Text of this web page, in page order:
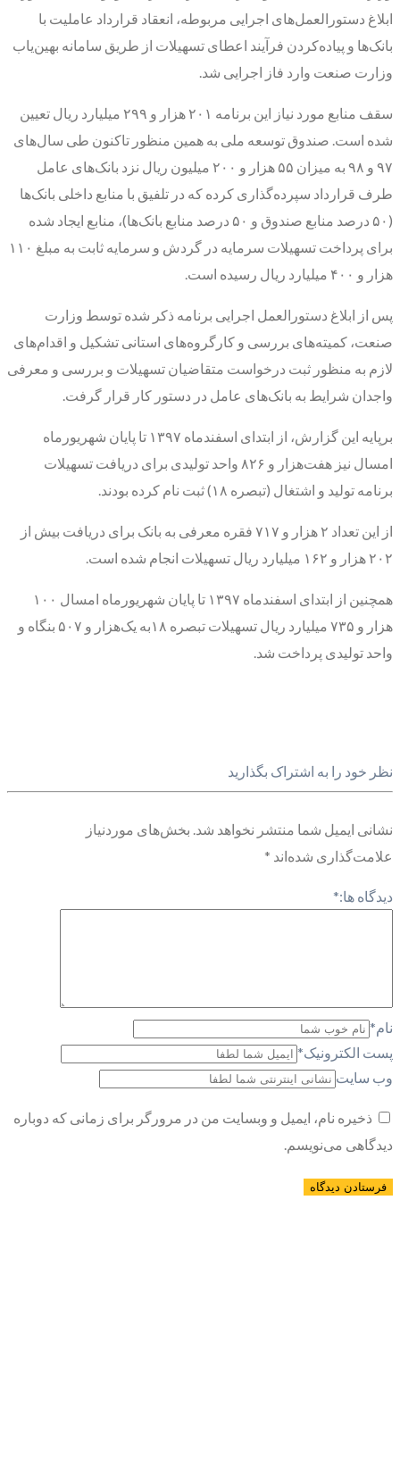
ابلاغ دستورالعمل‌های اجرایی مربوطه، انعقاد قرارداد عاملیت با
بانک‌ها و پیاده‌کردن فرآیند اعطای تسهیلات از طریق سامانه بهین‌یاب
وزارت صنعت وارد فاز اجرایی شد.
سقف منابع مورد نیاز این برنامه ۲۰۱ هزار و ۲۹۹ میلیارد ریال تعیین
شده است. صندوق توسعه ملی به همین منظور تاکنون طی سال‌های
۹۷ و ۹۸ به میزان ۵۵ هزار و ۲۰۰ میلیون ریال نزد بانک‌های عامل
طرف قرارداد سپرده‌گذاری کرده که در تلفیق با منابع داخلی بانک‌ها
(۵۰ درصد منابع صندوق و ۵۰ درصد منابع بانک‌ها)، منابع ایجاد شده
برای پرداخت تسهیلات سرمایه در گردش و سرمایه ثابت به مبلغ ۱۱۰
هزار و ۴۰۰ میلیارد ریال رسیده است.
پس از ابلاغ دستورالعمل اجرایی برنامه ذکر شده توسط وزارت
صنعت، کمیته‌های بررسی و کارگروه‌های استانی تشکیل و اقدام‌های
لازم به منظور ثبت درخواست متقاضیان تسهیلات و بررسی و معرفی
واجدان شرایط به بانک‌های عامل در دستور کار قرار گرفت.
برپایه این گزارش، از ابتدای اسفندماه ۱۳۹۷ تا پایان شهریورماه
امسال نیز هفت‌هزار و ۸۲۶ واحد تولیدی برای دریافت تسهیلات
برنامه تولید و اشتغال (تبصره ۱۸) ثبت نام کرده بودند.
از این تعداد ۲ هزار و ۷۱۷ فقره معرفی به بانک برای دریافت بیش از
۲۰۲ هزار و ۱۶۲ میلیارد ریال تسهیلات انجام شده است.
همچنین از ابتدای اسفندماه ۱۳۹۷ تا پایان شهریورماه امسال ۱۰۰
هزار و ۷۳۵ میلیارد ریال تسهیلات تبصره ۱۸به یک‌هزار و ۵۰۷ بنگاه و
واحد تولیدی پرداخت شد.
نظر خود را به اشتراک بگذارید
نشانی ایمیل شما منتشر نخواهد شد. بخش‌های موردنیاز
علامت‌گذاری شده‌اند *
دیدگاه ها:*
نام*
پست الکترونیک*
وب سایت
ذخیره نام، ایمیل و وبسایت من در مرورگر برای زمانی که دوباره
دیدگاهی می‌نویسم.